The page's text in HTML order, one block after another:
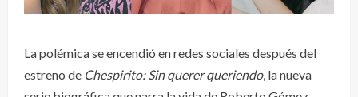
La polémica se encendió en redes sociales después del
estreno de Chespirito: Sin querer queriendo, la nueva